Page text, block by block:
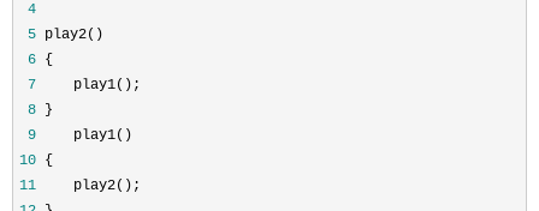
4
5 play2()
6 {
7 play1();
8 }
9 play1()
10 {
11 play2();